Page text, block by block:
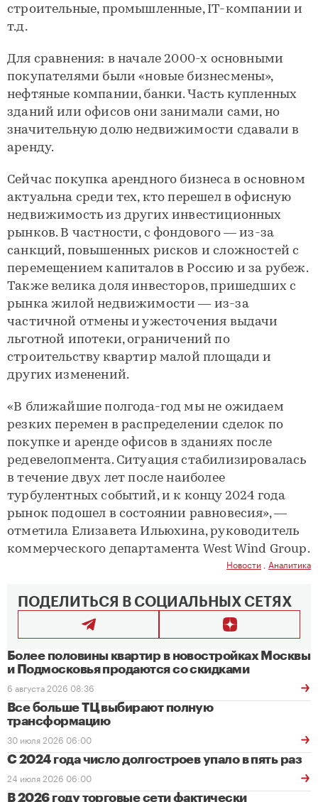
строительные, промышленные, IT-компании и
т.д.
Для сравнения: в начале 2000-х основными
покупателями были «новые бизнесмены»,
нефтяные компании, банки. Часть купленных
зданий или офисов они занимали сами, но
значительную долю недвижимости сдавали в
аренду.
Сейчас покупка арендного бизнеса в основном
актуальна среди тех, кто перешел в офисную
недвижимость из других инвестиционных
рынков. В частности, с фондового — из-за
санкций, повышенных рисков и сложностей с
перемещением капиталов в Россию и за рубеж.
Также велика доля инвесторов, пришедших с
рынка жилой недвижимости — из-за
частичной отмены и ужесточения выдачи
льготной ипотеки, ограничений по
строительству квартир малой площади и
других изменений.
«В ближайшие полгода-год мы не ожидаем
резких перемен в распределении сделок по
покупке и аренде офисов в зданиях после
редевелопмента. Ситуация стабилизировалась
в течение двух лет после наиболее
турбулентных событий, и к концу 2024 года
рынок подошел в состоянии равновесия», —
отметила Елизавета Ильюхина, руководитель
коммерческого департамента West Wind Group.
Новости Аналитика
ПОДЕЛИТЬСЯ В СОЦИАЛЬНЫХ СЕТЯХ
Более половины квартир в новостройках Москвы
и Подмосковья продаются со скидками
6 августа 2026 08:36
Все больше ТЦ выбирают полную
трансформацию
30 июля 2026 06:00
С 2024 года число долгостроев упало в пять раз
24 июля 2026 06:00
В 2026 году торговые сети фактически